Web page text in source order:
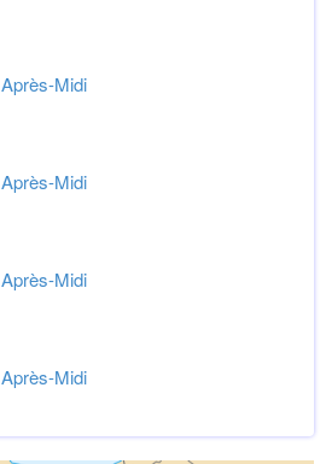
Après-Midi
Après-Midi
Après-Midi
Après-Midi